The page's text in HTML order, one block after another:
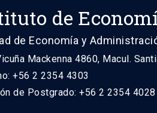
de
de Economía y
Mackenna 4860, Macul.
+56 2 2354 4303
de Postgrado: +56 2 2354 4028